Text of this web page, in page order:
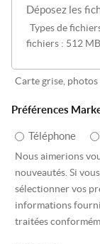
Déposez les
Types de
fichiers : 512
Carte grise,
Préférences
Téléphone
Nous aimerions
nouveautés. Si
sélectionner vos
informations
traitées